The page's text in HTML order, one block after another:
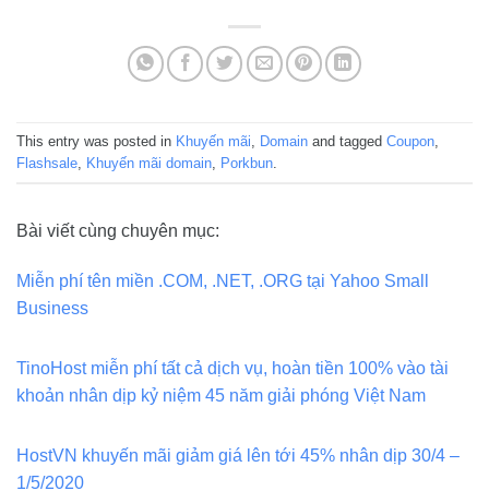
This entry was posted in Khuyến mãi Domain and tagged Coupon
Flashsale Khuyến mãi domain Porkbun
Bài viết cùng chuyên mục:
Miễn phí tên miền .COM, .NET, .ORG tại Yahoo Small
Business
TinoHost miễn phí tất cả dịch vụ, hoàn tiền 100% vào tài
khoản nhân dịp kỷ niệm 45 năm giải phóng Việt Nam
HostVN khuyến mãi giảm giá lên tới 45% nhân dịp 30/4 –
1/5/2020